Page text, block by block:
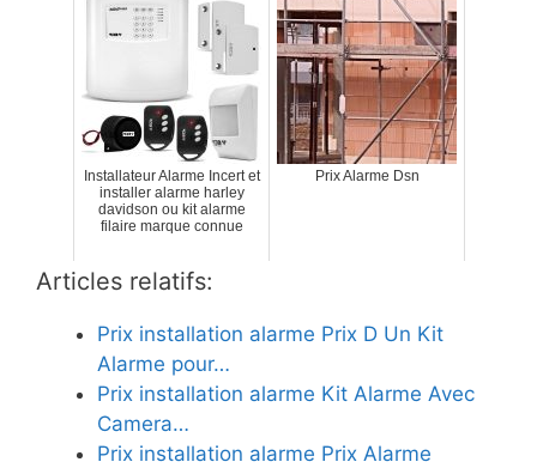
Installateur Alarme Incert et
installer alarme harley
davidson ou kit alarme
filaire marque connue
Prix Alarme Dsn
Articles relatifs:
Prix installation alarme Prix D Un Kit
Alarme pour…
Prix installation alarme Kit Alarme Avec
Camera…
Prix installation alarme Prix Alarme